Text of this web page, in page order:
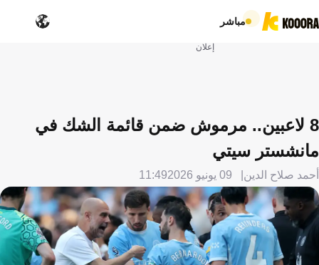
مباشر
إعلان
8 لاعبين.. مرموش ضمن قائمة الشك في
مانشستر سيتي
أحمد صلاح الدين 09 يونيو 2026 11:49